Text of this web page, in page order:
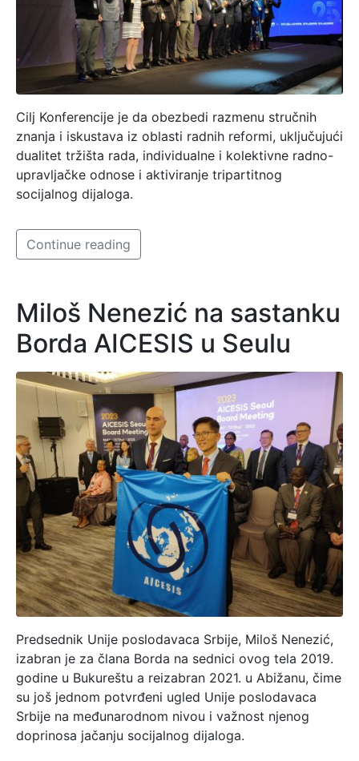
Cilj Konferencije je da obezbedi razmenu stručnih
znanja i iskustava iz oblasti radnih reformi, uključujući
dualitet tržišta rada, individualne i kolektivne radno-
upravljačke odnose i aktiviranje tripartitnog
socijalnog dijaloga.
Continue reading
Miloš Nenezić na sastanku
Borda AICESIS u Seulu
Predsednik Unije poslodavaca Srbije, Miloš Nenezić,
izabran je za člana Borda na sednici ovog tela 2019.
godine u Bukureštu a reizabran 2021. u Abižanu, čime
su još jednom potvrđeni ugled Unije poslodavaca
Srbije na međunarodnom nivou i važnost njenog
doprinosa jačanju socijalnog dijaloga.